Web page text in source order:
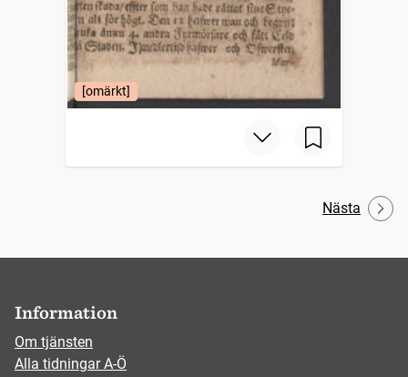
[omärkt]
Nästa
Information
Om tjänsten
Alla tidningar A-Ö